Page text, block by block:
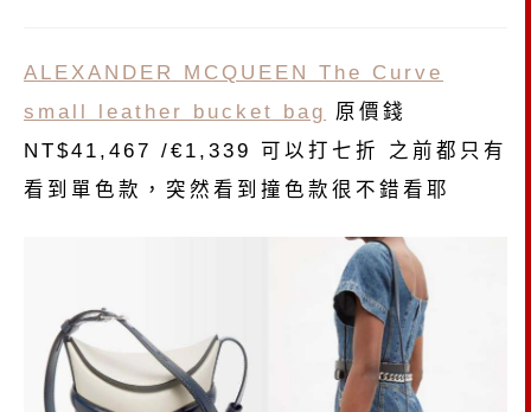
ALEXANDER MCQUEEN The Curve
small leather bucket bag
原價錢
NT$41,467 /€1,339 可以打七折 之前都只有
看到單色款，突然看到撞色款很不錯看耶